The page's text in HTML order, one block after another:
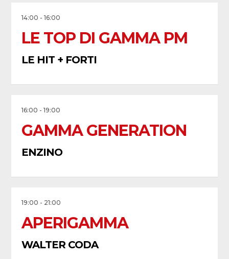
14:00 - 16:00
LE TOP DI GAMMA PM
LE HIT + FORTI
16:00 - 19:00
GAMMA GENERATION
ENZINO
19:00 - 21:00
APERIGAMMA
WALTER CODA